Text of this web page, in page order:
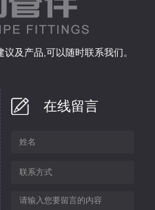
及产品,可以随时联系我们。
在线留言